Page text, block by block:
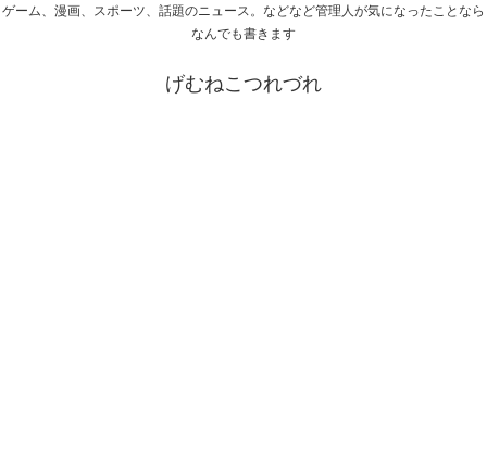
ゲーム、漫画、スポーツ、話題のニュース。などなど管理人が気になったことなら
なんでも書きます
げむねこつれづれ